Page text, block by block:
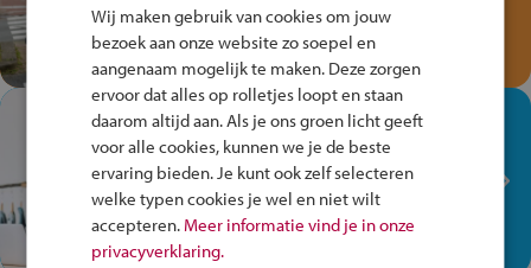
Speel het Fiets Veilig Verkeersspel
en win een Cortina-fiets!
In de winkel ben je op je
plek!
Ontdek via het vmbo jouw talent
op de winkelvloer, waar elke dag
anders is!
Wij maken gebruik van cookies om jouw
bezoek aan onze website zo soepel en
aangenaam mogelijk te maken. Deze zorgen
ervoor dat alles op rolletjes loopt en staan
daarom altijd aan. Als je ons groen licht geeft
voor alle cookies, kunnen we je de beste
ervaring bieden. Je kunt ook zelf selecteren
welke typen cookies je wel en niet wilt
accepteren. Meer informatie vind je in onze
privacyverklaring.